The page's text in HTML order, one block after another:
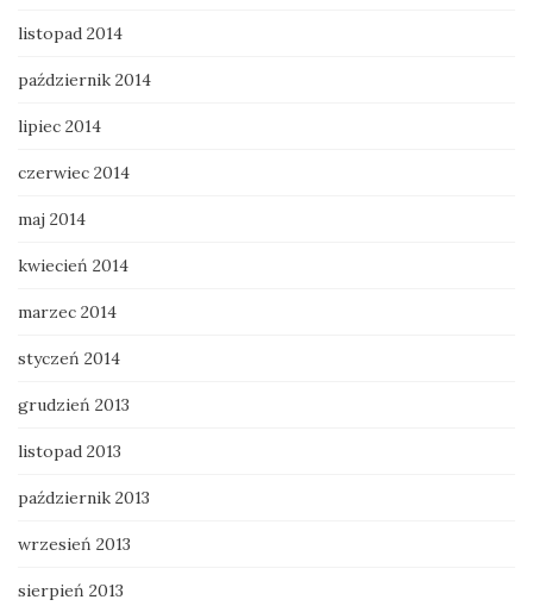
listopad 2014
październik 2014
lipiec 2014
czerwiec 2014
maj 2014
kwiecień 2014
marzec 2014
styczeń 2014
grudzień 2013
listopad 2013
październik 2013
wrzesień 2013
sierpień 2013